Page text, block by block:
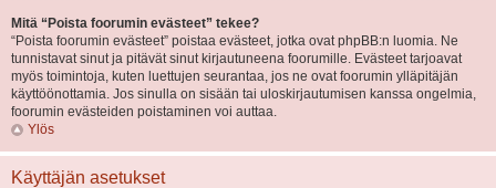
Mitä “Poista foorumin evästeet” tekee?
“Poista foorumin evästeet” poistaa evästeet, jotka ovat phpBB:n luomia. Ne
tunnistavat sinut ja pitävät sinut kirjautuneena foorumille. Evästeet tarjoavat
myös toimintoja, kuten luettujen seurantaa, jos ne ovat foorumin ylläpitäjän
käyttöönottamia. Jos sinulla on sisään tai uloskirjautumisen kanssa ongelmia,
foorumin evästeiden poistaminen voi auttaa.
Ylös
Käyttäjän asetukset